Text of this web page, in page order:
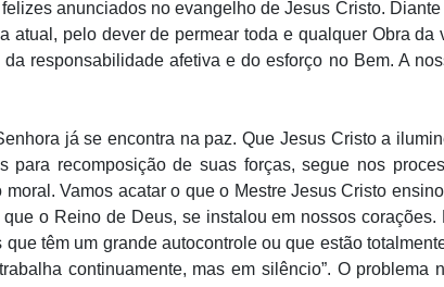
anunciados no evangelho de Jesus Cristo.
atual, pelo dever de permear toda e qualquer Obra
responsabilidade afetiva e do esforço no Bem. A
já se encontra na paz. Que Jesus Cristo a
para recomposição de suas forças, segue nos
Vamos acatar o que o Mestre Jesus Cristo
o Reino de Deus, se instalou em nossos
têm um grande autocontrole ou que estão
continuamente, mas em silêncio”. O